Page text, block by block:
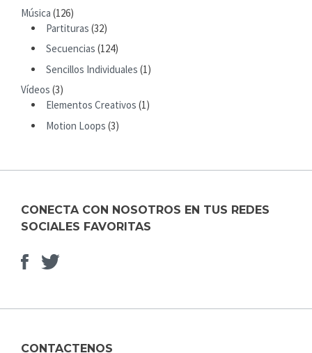
F
Música (126)
Partituras (32)
Secuencias (124)
Sencillos Individuales (1)
Vídeos (3)
Elementos Creativos (1)
Motion Loops (3)
CONECTA CON NOSOTROS EN TUS REDES
SOCIALES FAVORITAS
Facebook
Elemento
CONTACTENOS